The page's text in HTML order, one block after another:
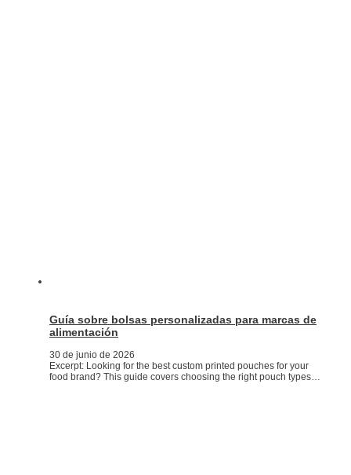
Guía sobre bolsas personalizadas para marcas de
alimentación
30 de junio de 2026
Excerpt: Looking for the best custom printed pouches for your
food brand? This guide covers choosing the right pouch types…